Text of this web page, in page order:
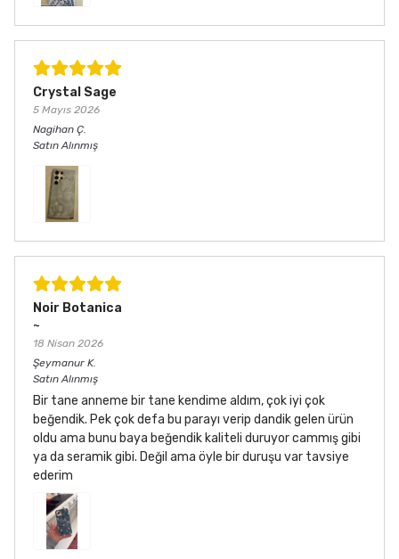
Crystal Sage
5 Mayıs 2026
Nagihan Ç.
Satın Alınmış
Noir Botanica
~
18 Nisan 2026
Şeymanur K.
Satın Alınmış
Bir tane anneme bir tane kendime aldım, çok iyi çok
beğendik. Pek çok defa bu parayı verip dandik gelen ürün
oldu ama bunu baya beğendik kaliteli duruyor cammış gibi
ya da seramik gibi. Değil ama öyle bir duruşu var tavsiye
ederim